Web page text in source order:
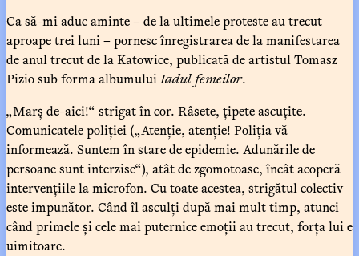
Ca să-mi aduc aminte – de la ultimele proteste au trecut
aproape trei luni – pornesc înregistrarea de la manifestarea
de anul trecut de la Katowice, publicată de artistul Tomasz
Pizio sub forma albumuluiIadul femeilor.
„Marș de-aici!“ strigat în cor. Râsete, țipete ascuțite.
Comunicatele poliției („Atenție, atenție! Poliția vă
informează. Suntem în stare de epidemie. Adunările de
persoane sunt interzise“), atât de zgomotoase, încât acoperă
intervențiile la microfon. Cu toate acestea, strigătul colectiv
este impunător. Când îl asculți după mai mult timp, atunci
când primele și cele mai puternice emoții au trecut, forța lui e
uimitoare.